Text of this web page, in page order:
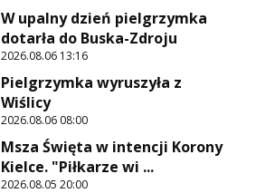
W upalny dzień pielgrzymka
dotarła do Buska-Zdroju
2026.08.06 13:16
Pielgrzymka wyruszyła z
Wiślicy
2026.08.06 08:00
Msza Święta w intencji Korony
Kielce. "Piłkarze wi ...
2026.08.05 20:00